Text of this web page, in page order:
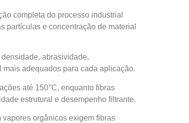
completa do processo industrial
partículas e concentração de material
abrasividade,
adequados para cada aplicação.
até 150°C, enquanto fibras
estrutural e desempenho filtrante.
orgânicos exigem fibras